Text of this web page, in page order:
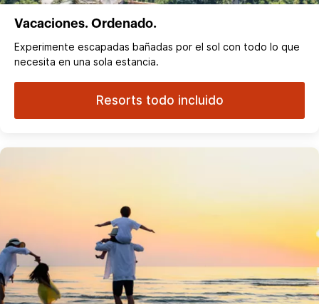
Vacaciones. Ordenado.
Experimente escapadas bañadas por el sol con todo lo que
necesita en una sola estancia.
Resorts todo incluido